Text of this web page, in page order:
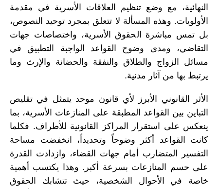
النهائية، مع وضع تنظيم العلاقات الأسرية في مقدمة
الأولويات. وهذه المسألة لا تتعلق بمجرد توحيد النصوص،
بل تمس مباشرة الحقوق الأسرية، واختصاصات جهات
التقاضي، ومدى وضوح القواعد الواجبة التطبيق في
مسائل الزواج والطلاق والنفقة والحضانة والإرث وما
يرتبط بها من آثار مدنية.
الأثر القانوني الأبرز لأي قانون موحد يتمثل في تقليص
التباين بين القواعد المطبقة على المنازعات الأسرية، بما
ينعكس على استقرار المراكز القانونية للأطراف. فكلما
كانت القواعد أكثر وضوحاً وتحديداً، انخفضت مساحة
التفسير المتضارب أمام جهات القضاء، وازدادت القدرة
على حسم المنازعات بسرعة أكبر. وهذا يكتسب أهمية
خاصة في الأحوال الشخصية، حيث تتشابك الحقوق